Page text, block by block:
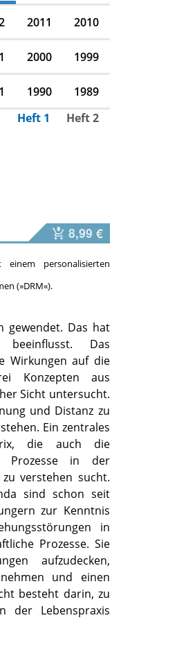
2011 2010
2000 1999
1990 1989
Heft 1 Heft 2
8,99 €
personalisierten
(»DRM«).
gewendet. Das hat
Das
Wirkungen auf die
Konzepten aus
Sicht untersucht.
und Distanz zu
Ein zentrales
die auch die
Prozesse in der
verstehen sucht.
sind schon seit
zur Kenntnis
in
Prozesse. Sie
aufzudecken,
und einen
besteht darin, zu
der Lebenspraxis